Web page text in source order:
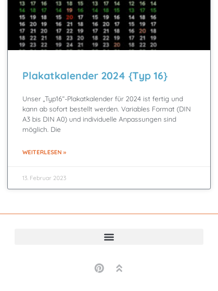
Plakatkalender 2024 {Typ 16}
Unser „Typ16“-Plakatkalender für 2024 ist fertig und
kann ab sofort bestellt werden. Variables Format (DIN
A3 bis DIN A0) und individuelle Anpassungen sind
möglich. Die
WEITERLESEN »
13. Februar 2023